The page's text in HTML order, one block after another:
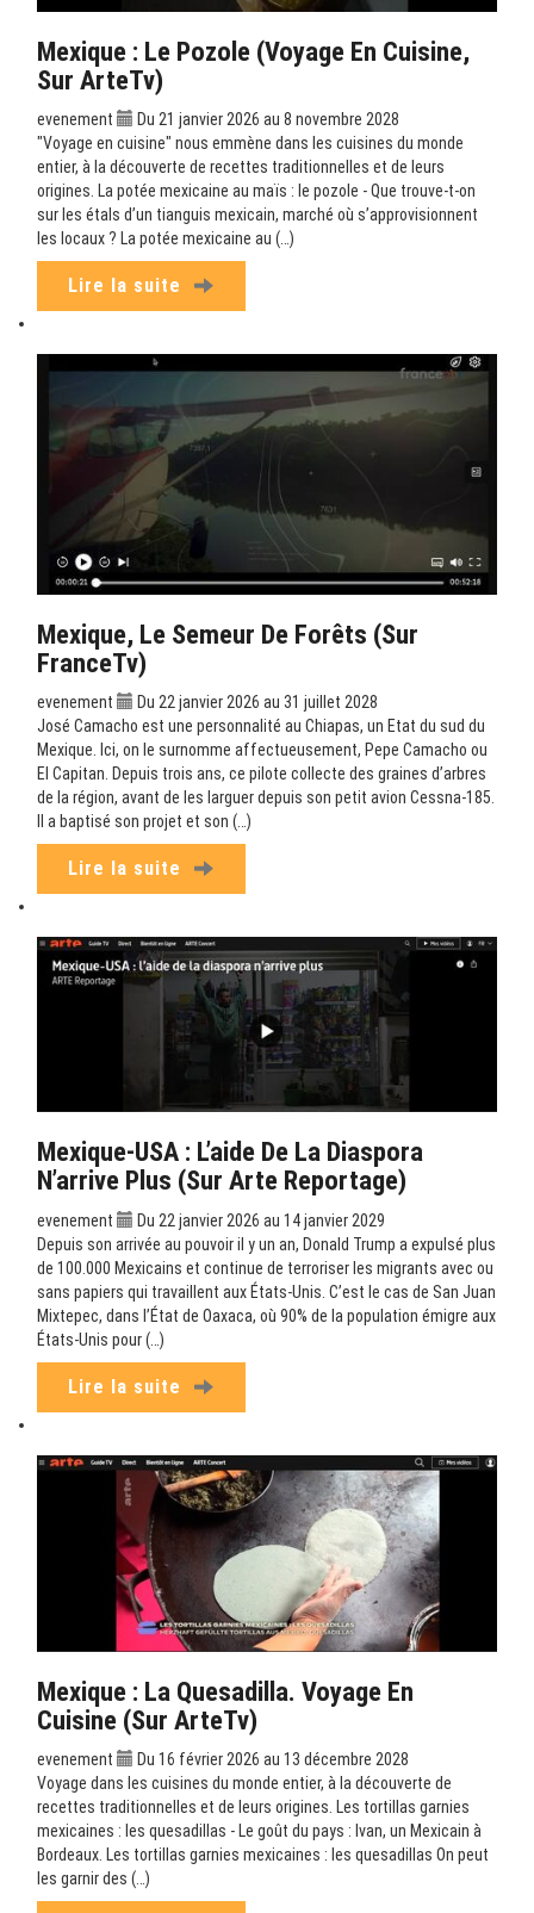
Mexique : Le Pozole (Voyage En Cuisine,
Sur ArteTv)
evenement
Du 21 janvier 2026 au 8 novembre 2028
"Voyage en cuisine" nous emmène dans les cuisines du monde
entier, à la découverte de recettes traditionnelles et de leurs
origines. La potée mexicaine au maïs : le pozole - Que trouve-t-on
sur les étals d’un tianguis mexicain, marché où s’approvisionnent
les locaux ? La potée mexicaine au (…)
Lire la suite
Mexique, Le Semeur De Forêts (sur
FranceTv)
evenement
Du 22 janvier 2026 au 31 juillet 2028
José Camacho est une personnalité au Chiapas, un Etat du sud du
Mexique. Ici, on le surnomme affectueusement, Pepe Camacho ou
El Capitan. Depuis trois ans, ce pilote collecte des graines d’arbres
de la région, avant de les larguer depuis son petit avion Cessna-185.
Il a baptisé son projet et son (…)
Lire la suite
Mexique-USA : L’aide De La Diaspora
N’arrive Plus (sur Arte Reportage)
evenement
Du 22 janvier 2026 au 14 janvier 2029
Depuis son arrivée au pouvoir il y un an, Donald Trump a expulsé plus
de 100.000 Mexicains et continue de terroriser les migrants avec ou
sans papiers qui travaillent aux États-Unis. C’est le cas de San Juan
Mixtepec, dans l’État de Oaxaca, où 90% de la population émigre aux
États-Unis pour (…)
Lire la suite
Mexique : La Quesadilla. Voyage En
Cuisine (sur ArteTv)
evenement
Du 16 février 2026 au 13 décembre 2028
Voyage dans les cuisines du monde entier, à la découverte de
recettes traditionnelles et de leurs origines. Les tortillas garnies
mexicaines : les quesadillas - Le goût du pays : Ivan, un Mexicain à
Bordeaux. Les tortillas garnies mexicaines : les quesadillas On peut
les garnir des (…)